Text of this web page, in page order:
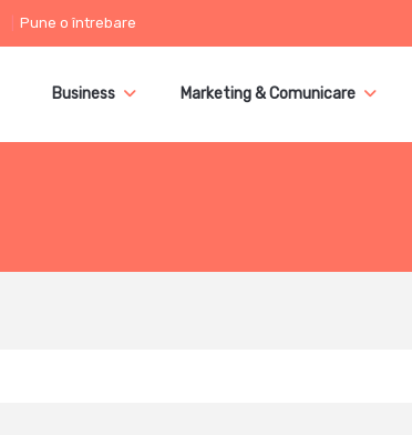
Pune o întrebare
Business Marketing & Comunicare